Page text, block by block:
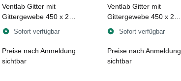
Ventlab Gitter mit
Gittergewebe 450 x 240
mm, schwarz
Sofort verfügbar
Preise nach Anmeldung
sichtbar
Ventlab Gitter mit
Gittergewebe 450 x 240
mm, weiß
Sofort verfügbar
Preise nach Anmeldung
sichtbar